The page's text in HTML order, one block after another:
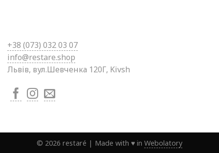
+38 (073) 032 03 07
info@restare.shop
Львів, вул.Шевченка 120Г, Kivsh
© 2026 restaré | Made with ♥ in Webolatory